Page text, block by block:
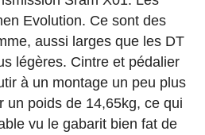
Evolution. Ce sont des
aussi larges que les DT
légères. Cintre et pédalier
à un montage un peu plus
un poids de 14,65kg, ce qui
vu le gabarit bien fat de